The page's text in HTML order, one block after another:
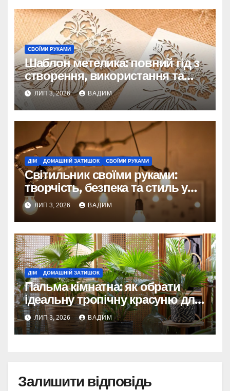
СВОЇМИ РУКАМИ
Шаблон метелика: повний гід з
створення, використання та
ідей для натхнення
ЛИП 3, 2026 ВАДИМ
ДІМ ДОМАШНІЙ ЗАТИШОК СВОЇМИ РУКАМИ
Світильник своїми руками:
творчість, безпека та стиль у
вашому домі
ЛИП 3, 2026 ВАДИМ
ДІМ ДОМАШНІЙ ЗАТИШОК
Пальма кімнатна: як обрати
ідеальну тропічну красуню для
квартири та забезпечити їй
довге життя
ЛИП 3, 2026 ВАДИМ
Залишити відповідь